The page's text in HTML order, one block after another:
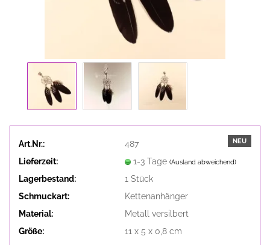
NEU
Art.Nr.:
487
Lieferzeit:
1-3 Tage (Ausland abweichend)
Lagerbestand: 1 Stück
Schmuckart:
Kettenanhänger
Material:
Metall versilbert
Größe:
11 x 5 x 0,8 cm